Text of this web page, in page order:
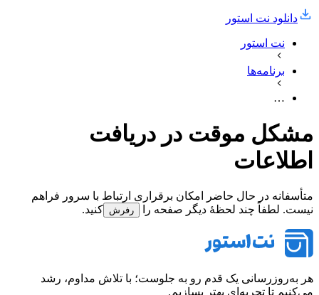
دانلود نت‌ استور
نت استور
برنامه‌ها
…
مشکل موقت در دریافت
اطلاعات
متأسفانه در حال حاضر امکان برقراری ارتباط با سرور فراهم
نیست. لطفاً چند لحظهٔ دیگر صفحه را
رفرش کنید.
هر به‌روزرسانی یک قدم رو به جلوست؛ با تلاش مداوم، رشد
می‌کنیم تا تجربه‌ای بهتر بسازیم.